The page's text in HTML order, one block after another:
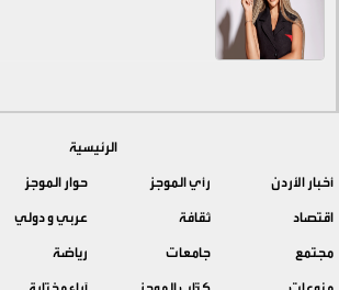
الرئيسية
أخبار الأردن
رأي الموجز حوار الموجز
اقتصاد
ثقافة عربي و دولي
مجتمع
جامعات رياضة